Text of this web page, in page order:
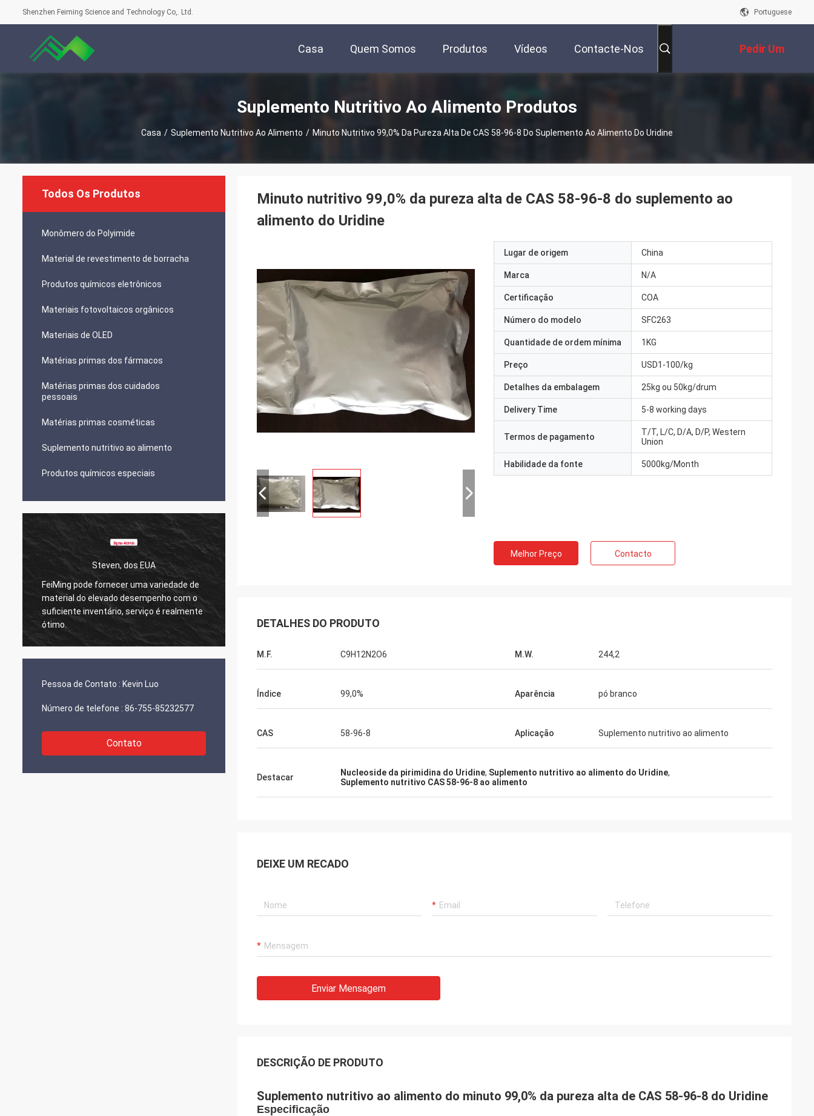
Shenzhen Feiming Science and Technology Co,. Ltd. Portuguese
Casa Quem Somos Produtos Vídeos Contacte-Nos Pedir Um
Orçamento
Suplemento Nutritivo Ao Alimento Produtos
Casa / Suplemento Nutritivo Ao Alimento / Minuto Nutritivo 99,0% Da Pureza Alta De CAS 58-96-8 Do Suplemento Ao Alimento Do Uridine
Todos Os Produtos
Monômero do Polyimide
Material de revestimento de borracha
Produtos químicos eletrônicos
Materiais fotovoltaicos orgânicos
Materiais de OLED
Matérias primas dos fármacos
Matérias primas dos cuidados
pessoais
Matérias primas cosméticas
Suplemento nutritivo ao alimento
Produtos químicos especiais
Steven, dos EUA
FeiMing pode fornecer uma variedade de
material do elevado desempenho com o
suficiente inventário, serviço é realmente
ótimo.
partilho-as directamente consigo.
Lara Schenk da Bélgica
Pessoa de Contato : Kevin Luo
Número de telefone : 86-755-85232577
Contato
Minuto nutritivo 99,0% da pureza alta de CAS 58-96-8 do suplemento ao
alimento do Uridine
Lugar de origem China
Marca N/A
Certificação COA
Número do modelo SFC263
Quantidade de ordem mínima 1KG
Preço USD1-100/kg
Detalhes da embalagem 25kg ou 50kg/drum
Delivery Time 5-8 working days
Termos de pagamento
T/T, L/C, D/A, D/P, Western
Union
Habilidade da fonte 5000kg/Month
Melhor Preço Contacto
DETALHES DO PRODUTO
M.F. C9H12N2O6 M.W. 244,2
Índice 99,0% Aparência pó branco
CAS 58-96-8 Aplicação Suplemento nutritivo ao alimento
Destacar Nucleoside da pirimidina do Uridine, Suplemento nutritivo ao alimento do Uridine,
Suplemento nutritivo CAS 58-96-8 ao alimento
DEIXE UM RECADO
Enviar Mensagem
DESCRIÇÃO DE PRODUTO
Suplemento nutritivo ao alimento do minuto 99,0% da pureza alta de CAS 58-96-8 do Uridine
Especificação